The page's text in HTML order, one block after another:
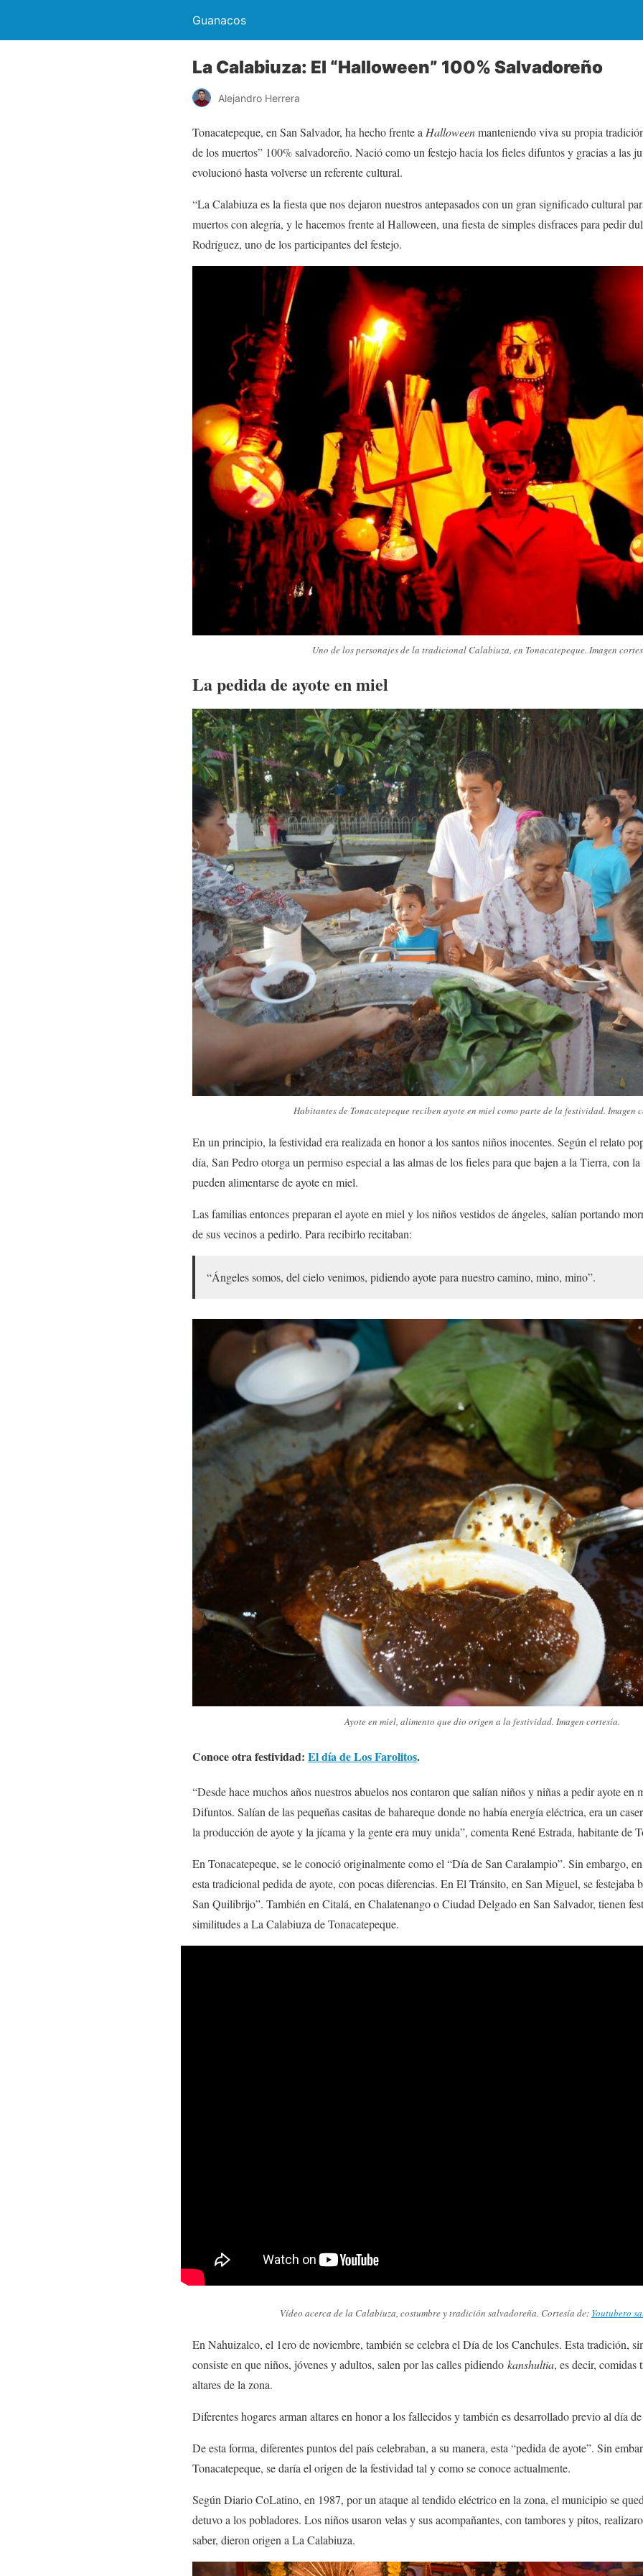
Guanacos
La Calabiuza: El “Halloween” 100% Salvadoreño
Alejandro Herrera
Tonacatepeque, en San Salvador, ha hecho frente a Halloweenmanteniendo viva su propia
de los muertos” 100% salvadoreño. Nació como un festejo hacia los fieles difuntos y gracias a las
evolucionó hasta volverse un referente cultural.
“La Calabiuza es la fiesta que nos dejaron nuestros antepasados con un gran significado cultural
muertos con alegría, y le hacemos frente al Halloween, una fiesta de simples disfraces para pedir
Rodríguez, uno de los participantes del festejo.
Uno de los personajes de la tradicional Calabiuza, en Tonacatepeque. Imagen
La pedida de ayote en miel
Habitantes de Tonacatepeque reciben ayote en miel como parte de la festividad. Imagen
En un principio, la festividad era realizada en honor a los santos niños inocentes. Según el relato
día, San Pedro otorga un permiso especial a las almas de los fieles para que bajen a la Tierra, con
pueden alimentarse de ayote en miel.
Las familias entonces preparan el ayote en miel y los niños vestidos de ángeles, salían portando
de sus vecinos a pedirlo. Para recibirlo recitaban:
“Ángeles somos, del cielo venimos, pidiendo ayote para nuestro camino, mino, mino”.
Ayote en miel, alimento que dio origen a la festividad. Imagen cortesía.
Conoce otra festividad: El día de Los Farolitos.
“Desde hace muchos años nuestros abuelos nos contaron que salían niños y niñas a pedir ayote en
Difuntos. Salían de las pequeñas casitas de bahareque donde no había energía eléctrica, era un
la producción de ayote y la jícama y la gente era muy unida”, comenta René Estrada, habitante de
En Tonacatepeque, se le conoció originalmente como el “Día de San Caralampio”. Sin embargo,
esta tradicional pedida de ayote, con pocas diferencias. En El Tránsito, en San Miguel, se festejaba
San Quilibrijo”. También en Citalá, en Chalatenango o Ciudad Delgado en San Salvador, tienen
similitudes a La Calabiuza de Tonacatepeque.
Vídeo acerca de la Calabiuza, costumbre y tradición salvadoreña. Cortesía de: Youtubero
En Nahuizalco, el 1ero de noviembre, también se celebra el Día de los Canchules. Esta tradición,
consiste en que niños, jóvenes y adultos, salen por las calles pidiendo kanshultia, es decir, comidas
altares de la zona.
Diferentes hogares arman altares en honor a los fallecidos y también es desarrollado previo al día
De esta forma, diferentes puntos del país celebraban, a su manera, esta “pedida de ayote”. Sin
Tonacatepeque, se daría el origen de la festividad tal y como se conoce actualmente.
Según Diario CoLatino, en 1987, por un ataque al tendido eléctrico en la zona, el municipio se
detuvo a los pobladores. Los niños usaron velas y sus acompañantes, con tambores y pitos,
saber, dieron origen a La Calabiuza.